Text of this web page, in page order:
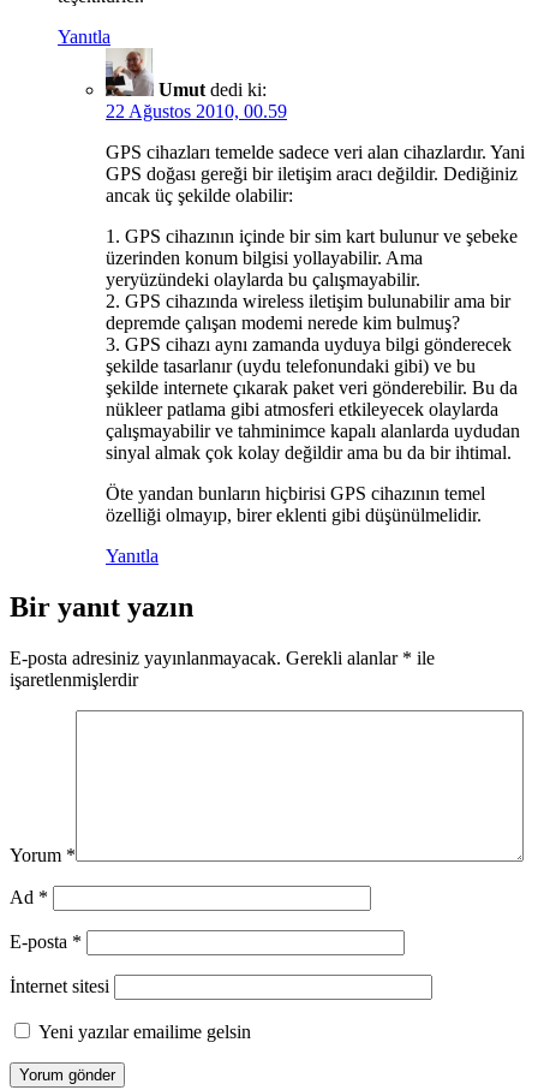
Yanıtla
Umut dedi ki:
22 Ağustos 2010, 00.59
GPS cihazları temelde sadece veri alan cihazlardır. Yani
GPS doğası gereği bir iletişim aracı değildir. Dediğiniz
ancak üç şekilde olabilir:
1. GPS cihazının içinde bir sim kart bulunur ve şebeke
üzerinden konum bilgisi yollayabilir. Ama
yeryüzündeki olaylarda bu çalışmayabilir.
2. GPS cihazında wireless iletişim bulunabilir ama bir
depremde çalışan modemi nerede kim bulmuş?
3. GPS cihazı aynı zamanda uyduya bilgi gönderecek
şekilde tasarlanır (uydu telefonundaki gibi) ve bu
şekilde internete çıkarak paket veri gönderebilir. Bu da
nükleer patlama gibi atmosferi etkileyecek olaylarda
çalışmayabilir ve tahminimce kapalı alanlarda uydudan
sinyal almak çok kolay değildir ama bu da bir ihtimal.
Öte yandan bunların hiçbirisi GPS cihazının temel
özelliği olmayıp, birer eklenti gibi düşünülmelidir.
Yanıtla
Bir yanıt yazın
E-posta adresiniz yayınlanmayacak. Gerekli alanlar * ile
işaretlenmişlerdir
Yorum *
Ad *
E-posta *
İnternet sitesi
Yeni yazılar emailime gelsin